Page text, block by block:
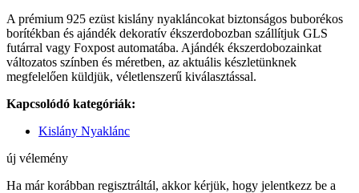
A prémium 925 ezüst kislány nyakláncokat biztonságos buborékos
borítékban és ajándék dekoratív ékszerdobozban szállítjuk GLS
futárral vagy Foxpost automatába. Ajándék ékszerdobozainkat
változatos színben és méretben, az aktuális készletünknek
megfelelően küldjük, véletlenszerű kiválasztással.
Kapcsolódó kategóriák:
Kislány Nyaklánc
új vélemény
Ha már korábban regisztráltál, akkor kérjük, hogy jelentkezz be a